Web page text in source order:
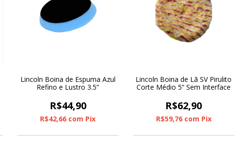
Lincoln Boina de Espuma Azul
Refino e Lustro 3.5”
R$44,90
R$42,66 com Pix
Lincoln Boina de Lã SV Pirulito
Corte Médio 5” Sem Interface
R$62,90
R$59,76 com Pix